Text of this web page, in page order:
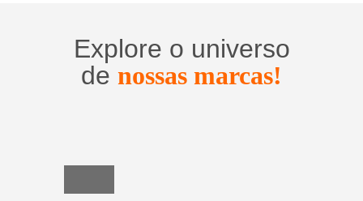
Explore o universo
de nossas marcas!